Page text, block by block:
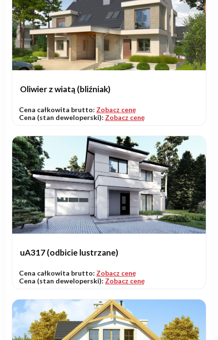
Oliwier z wiatą (bliźniak)
Cena całkowita brutto: Zobacz cenę
Cena (stan deweloperski): Zobacz cenę
uA317 (odbicie lustrzane)
Cena całkowita brutto: Zobacz cenę
Cena (stan deweloperski): Zobacz cenę